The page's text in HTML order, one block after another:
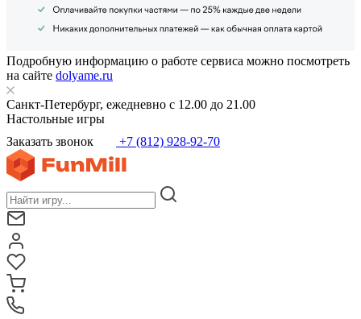
Подробную информацию о работе сервиса можно посмотреть
на сайте dolyame.ru
Санкт-Петербург, ежедневно с 12.00 до 21.00
Настольные игры
Заказать звонок
+7 (812) 928-92-70